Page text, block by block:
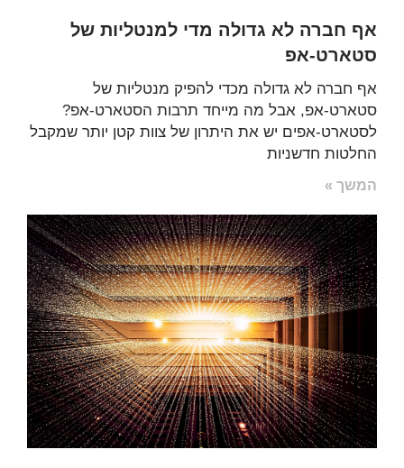
אף חברה לא גדולה מדי למנטליות של
סטארט-אפ
אף חברה לא גדולה מכדי להפיק מנטליות של
סטארט-אפ, אבל מה מייחד תרבות הסטארט-אפ?
לסטארט-אפים יש את היתרון של צוות קטן יותר שמקבל
החלטות חדשניות
המשך »